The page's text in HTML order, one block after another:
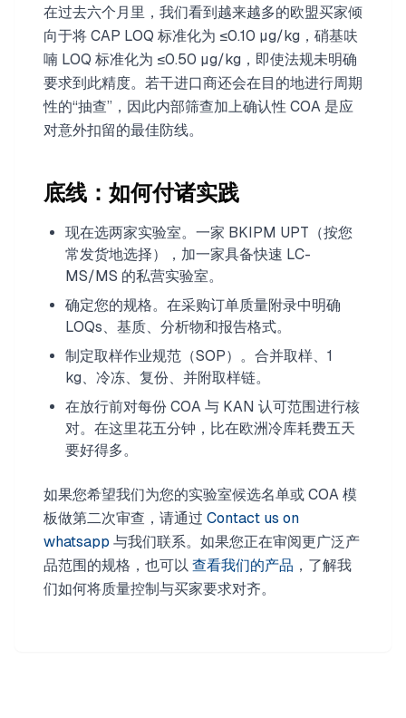
在过去六个月里，我们看到越来越多的欧盟买家倾
向于将 CAP LOQ 标准化为 ≤0.10 µg/kg，硝基呋
喃 LOQ 标准化为 ≤0.50 µg/kg，即使法规未明确
要求到此精度。若干进口商还会在目的地进行周期
性的“抽查”，因此内部筛查加上确认性 COA 是应
对意外扣留的最佳防线。
底线：如何付诸实践
现在选两家实验室。一家 BKIPM UPT（按您
常发货地选择），加一家具备快速 LC-
MS/MS 的私营实验室。
确定您的规格。在采购订单质量附录中明确
LOQs、基质、分析物和报告格式。
制定取样作业规范（SOP）。合并取样、1
kg、冷冻、复份、并附取样链。
在放行前对每份 COA 与 KAN 认可范围进行核
对。在这里花五分钟，比在欧洲冷库耗费五天
要好得多。
如果您希望我们为您的实验室候选名单或 COA 模
板做第二次审查，请通过 Contact us on
whatsapp 与我们联系。如果您正在审阅更广泛产
品范围的规格，也可以 查看我们的产品 ，了解我
们如何将质量控制与买家要求对齐。